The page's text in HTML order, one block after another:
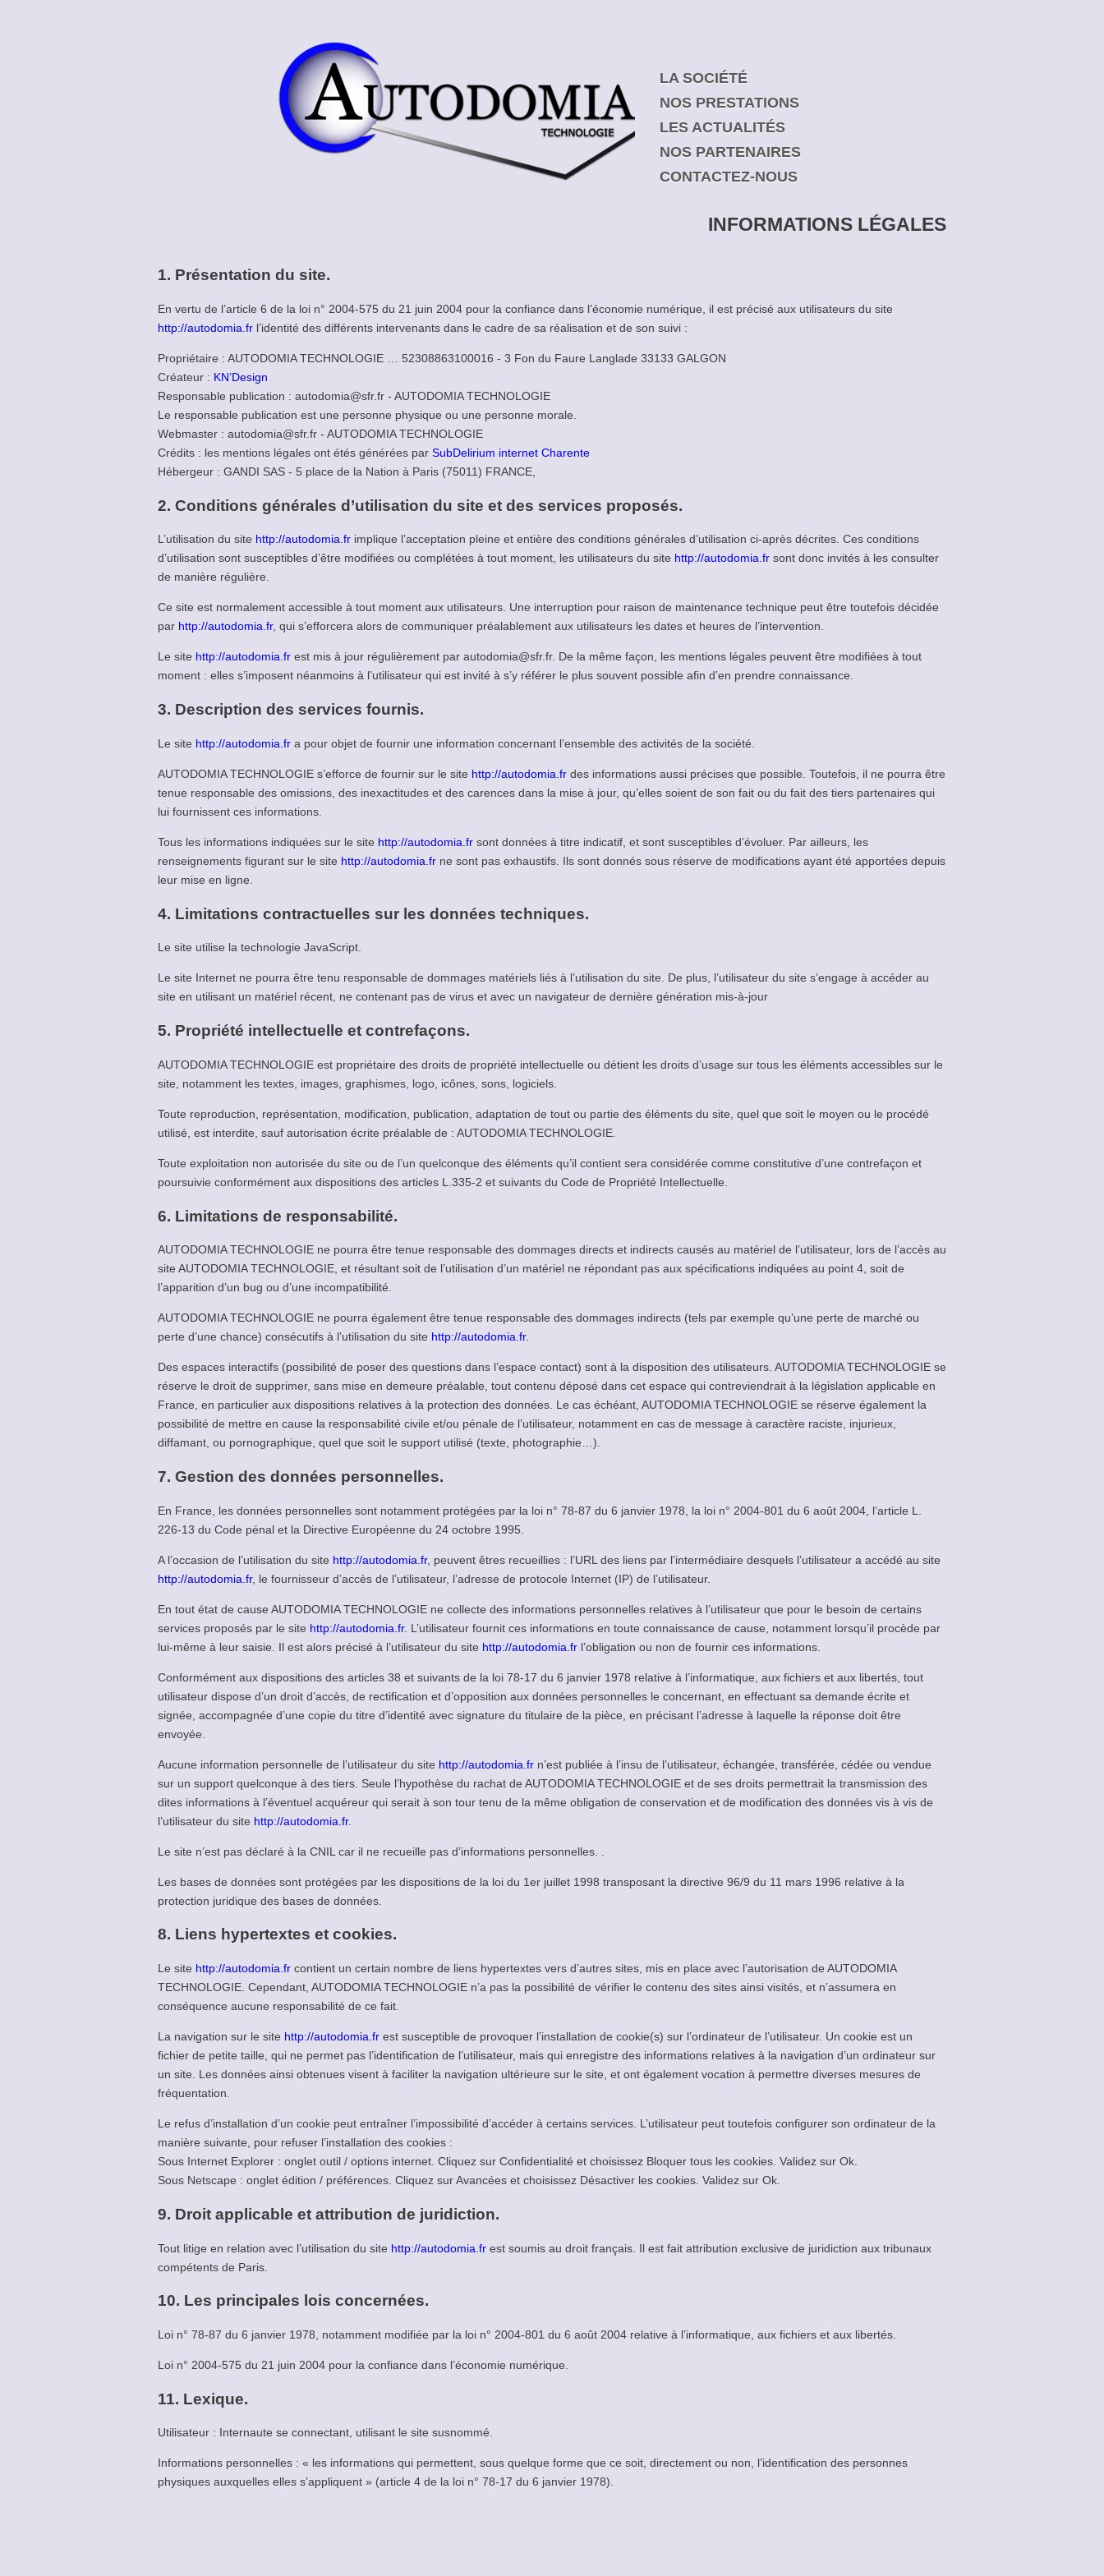
LA SOCIÉTÉ
NOS PRESTATIONS
LES ACTUALITÉS
NOS PARTENAIRES
CONTACTEZ-NOUS
INFORMATIONS LÉGALES
1. Présentation du site.
En vertu de l’article 6 de la loi n° 2004-575 du 21 juin 2004 pour la confiance dans l’économie numérique, il est précisé aux utilisateurs du site
http://autodomia.fr l’identité des différents intervenants dans le cadre de sa réalisation et de son suivi :
Propriétaire : AUTODOMIA TECHNOLOGIE … 52308863100016 - 3 Fon du Faure Langlade 33133 GALGON
Créateur : KN’Design
Responsable publication : autodomia@sfr.fr - AUTODOMIA TECHNOLOGIE
Le responsable publication est une personne physique ou une personne morale.
Webmaster : autodomia@sfr.fr - AUTODOMIA TECHNOLOGIE
Crédits : les mentions légales ont étés générées par SubDelirium internet Charente
Hébergeur : GANDI SAS - 5 place de la Nation à Paris (75011) FRANCE,
2. Conditions générales d’utilisation du site et des services proposés.
L’utilisation du site http://autodomia.fr implique l’acceptation pleine et entière des conditions générales d’utilisation ci-après décrites. Ces conditions
d’utilisation sont susceptibles d’être modifiées ou complétées à tout moment, les utilisateurs du site http://autodomia.fr sont donc invités à les consulter
de manière régulière.
Ce site est normalement accessible à tout moment aux utilisateurs. Une interruption pour raison de maintenance technique peut être toutefois décidée
par http://autodomia.fr, qui s’efforcera alors de communiquer préalablement aux utilisateurs les dates et heures de l’intervention.
Le site http://autodomia.fr est mis à jour régulièrement par autodomia@sfr.fr. De la même façon, les mentions légales peuvent être modifiées à tout
moment : elles s’imposent néanmoins à l’utilisateur qui est invité à s’y référer le plus souvent possible afin d’en prendre connaissance.
3. Description des services fournis.
Le site http://autodomia.fr a pour objet de fournir une information concernant l’ensemble des activités de la société.
AUTODOMIA TECHNOLOGIE s’efforce de fournir sur le site http://autodomia.fr des informations aussi précises que possible. Toutefois, il ne pourra être
tenue responsable des omissions, des inexactitudes et des carences dans la mise à jour, qu’elles soient de son fait ou du fait des tiers partenaires qui
lui fournissent ces informations.
Tous les informations indiquées sur le site http://autodomia.fr sont données à titre indicatif, et sont susceptibles d’évoluer. Par ailleurs, les
renseignements figurant sur le site http://autodomia.fr ne sont pas exhaustifs. Ils sont donnés sous réserve de modifications ayant été apportées depuis
leur mise en ligne.
4. Limitations contractuelles sur les données techniques.
Le site utilise la technologie JavaScript.
Le site Internet ne pourra être tenu responsable de dommages matériels liés à l’utilisation du site. De plus, l’utilisateur du site s’engage à accéder au
site en utilisant un matériel récent, ne contenant pas de virus et avec un navigateur de dernière génération mis-à-jour
5. Propriété intellectuelle et contrefaçons.
AUTODOMIA TECHNOLOGIE est propriétaire des droits de propriété intellectuelle ou détient les droits d’usage sur tous les éléments accessibles sur le
site, notamment les textes, images, graphismes, logo, icônes, sons, logiciels.
Toute reproduction, représentation, modification, publication, adaptation de tout ou partie des éléments du site, quel que soit le moyen ou le procédé
utilisé, est interdite, sauf autorisation écrite préalable de : AUTODOMIA TECHNOLOGIE.
Toute exploitation non autorisée du site ou de l’un quelconque des éléments qu’il contient sera considérée comme constitutive d’une contrefaçon et
poursuivie conformément aux dispositions des articles L.335-2 et suivants du Code de Propriété Intellectuelle.
6. Limitations de responsabilité.
AUTODOMIA TECHNOLOGIE ne pourra être tenue responsable des dommages directs et indirects causés au matériel de l’utilisateur, lors de l’accès au
site AUTODOMIA TECHNOLOGIE, et résultant soit de l’utilisation d’un matériel ne répondant pas aux spécifications indiquées au point 4, soit de
l’apparition d’un bug ou d’une incompatibilité.
AUTODOMIA TECHNOLOGIE ne pourra également être tenue responsable des dommages indirects (tels par exemple qu’une perte de marché ou
perte d’une chance) consécutifs à l’utilisation du site http://autodomia.fr.
Des espaces interactifs (possibilité de poser des questions dans l’espace contact) sont à la disposition des utilisateurs. AUTODOMIA TECHNOLOGIE se
réserve le droit de supprimer, sans mise en demeure préalable, tout contenu déposé dans cet espace qui contreviendrait à la législation applicable en
France, en particulier aux dispositions relatives à la protection des données. Le cas échéant, AUTODOMIA TECHNOLOGIE se réserve également la
possibilité de mettre en cause la responsabilité civile et/ou pénale de l’utilisateur, notamment en cas de message à caractère raciste, injurieux,
diffamant, ou pornographique, quel que soit le support utilisé (texte, photographie…).
7. Gestion des données personnelles.
En France, les données personnelles sont notamment protégées par la loi n° 78-87 du 6 janvier 1978, la loi n° 2004-801 du 6 août 2004, l’article L.
226-13 du Code pénal et la Directive Européenne du 24 octobre 1995.
A l’occasion de l’utilisation du site http://autodomia.fr, peuvent êtres recueillies : l’URL des liens par l’intermédiaire desquels l’utilisateur a accédé au site
http://autodomia.fr, le fournisseur d’accès de l’utilisateur, l’adresse de protocole Internet (IP) de l’utilisateur.
En tout état de cause AUTODOMIA TECHNOLOGIE ne collecte des informations personnelles relatives à l’utilisateur que pour le besoin de certains
services proposés par le site http://autodomia.fr. L’utilisateur fournit ces informations en toute connaissance de cause, notamment lorsqu’il procède par
lui-même à leur saisie. Il est alors précisé à l’utilisateur du site http://autodomia.fr l’obligation ou non de fournir ces informations.
Conformément aux dispositions des articles 38 et suivants de la loi 78-17 du 6 janvier 1978 relative à l’informatique, aux fichiers et aux libertés, tout
utilisateur dispose d’un droit d’accès, de rectification et d’opposition aux données personnelles le concernant, en effectuant sa demande écrite et
signée, accompagnée d’une copie du titre d’identité avec signature du titulaire de la pièce, en précisant l’adresse à laquelle la réponse doit être
envoyée.
Aucune information personnelle de l’utilisateur du site http://autodomia.fr n’est publiée à l’insu de l’utilisateur, échangée, transférée, cédée ou vendue
sur un support quelconque à des tiers. Seule l’hypothèse du rachat de AUTODOMIA TECHNOLOGIE et de ses droits permettrait la transmission des
dites informations à l’éventuel acquéreur qui serait à son tour tenu de la même obligation de conservation et de modification des données vis à vis de
l’utilisateur du site http://autodomia.fr.
Le site n’est pas déclaré à la CNIL car il ne recueille pas d’informations personnelles. .
Les bases de données sont protégées par les dispositions de la loi du 1er juillet 1998 transposant la directive 96/9 du 11 mars 1996 relative à la
protection juridique des bases de données.
8. Liens hypertextes et cookies.
Le site http://autodomia.fr contient un certain nombre de liens hypertextes vers d’autres sites, mis en place avec l’autorisation de AUTODOMIA
TECHNOLOGIE. Cependant, AUTODOMIA TECHNOLOGIE n’a pas la possibilité de vérifier le contenu des sites ainsi visités, et n’assumera en
conséquence aucune responsabilité de ce fait.
La navigation sur le site http://autodomia.fr est susceptible de provoquer l’installation de cookie(s) sur l’ordinateur de l’utilisateur. Un cookie est un
fichier de petite taille, qui ne permet pas l’identification de l’utilisateur, mais qui enregistre des informations relatives à la navigation d’un ordinateur sur
un site. Les données ainsi obtenues visent à faciliter la navigation ultérieure sur le site, et ont également vocation à permettre diverses mesures de
fréquentation.
Le refus d’installation d’un cookie peut entraîner l’impossibilité d’accéder à certains services. L’utilisateur peut toutefois configurer son ordinateur de la
manière suivante, pour refuser l’installation des cookies :
Sous Internet Explorer : onglet outil / options internet. Cliquez sur Confidentialité et choisissez Bloquer tous les cookies. Validez sur Ok.
Sous Netscape : onglet édition / préférences. Cliquez sur Avancées et choisissez Désactiver les cookies. Validez sur Ok.
9. Droit applicable et attribution de juridiction.
Tout litige en relation avec l’utilisation du site http://autodomia.fr est soumis au droit français. Il est fait attribution exclusive de juridiction aux tribunaux
compétents de Paris.
10. Les principales lois concernées.
Loi n° 78-87 du 6 janvier 1978, notamment modifiée par la loi n° 2004-801 du 6 août 2004 relative à l’informatique, aux fichiers et aux libertés.
Loi n° 2004-575 du 21 juin 2004 pour la confiance dans l’économie numérique.
11. Lexique.
Utilisateur : Internaute se connectant, utilisant le site susnommé.
Informations personnelles : « les informations qui permettent, sous quelque forme que ce soit, directement ou non, l’identification des personnes
physiques auxquelles elles s’appliquent » (article 4 de la loi n° 78-17 du 6 janvier 1978).